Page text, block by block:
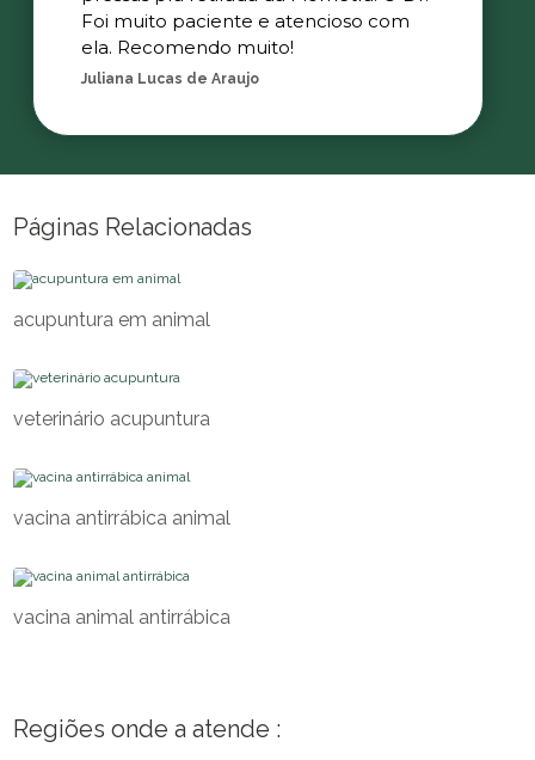
Foi muito paciente e atencioso com
ela. Recomendo muito!
Juliana Lucas de Araujo
Páginas Relacionadas
acupuntura em animal
veterinário acupuntura
vacina antirrábica animal
vacina animal antirrábica
Regiões onde a atende :